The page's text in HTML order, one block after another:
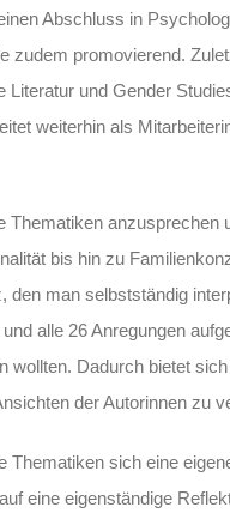
Abschluss in
zudem promovierend.
Literatur und Gender
weiterhin als
bis hin zu
man selbstständig
alle 26 Anregungen
wollten. Dadurch bietet
der Autorinnen zu
sich eine
eine eigenständige